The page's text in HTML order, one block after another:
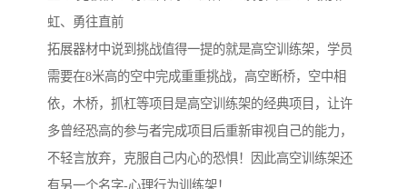
虹、勇往直前
拓展器材中说到挑战值得一提的就是高空训练架，学员
需要在8米高的空中完成重重挑战，高空断桥，空中相
依，木桥，抓杠等项目是高空训练架的经典项目，让许
多曾经恐高的参与者完成项目后重新审视自己的能力，
不轻言放弃，克服自己内心的恐惧！因此高空训练架还
有另一个名字-心理行为训练架！